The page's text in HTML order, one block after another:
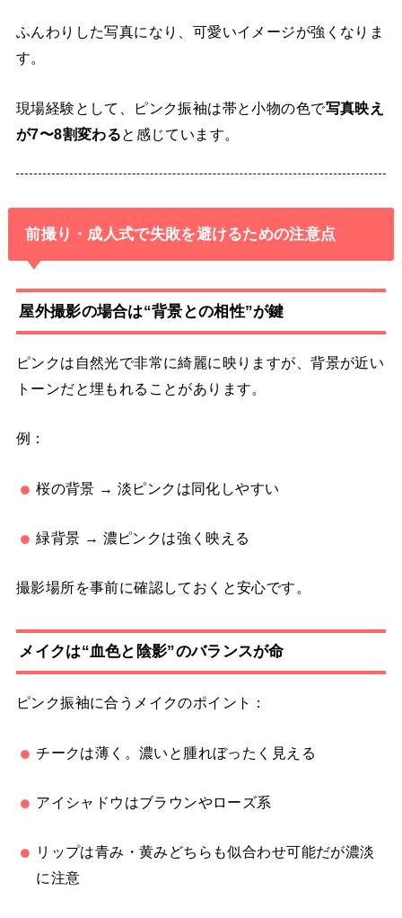
ふんわりした写真になり、可愛いイメージが強くなりま
す。
現場経験として、ピンク振袖は帯と小物の色で写真映え
が7〜8割変わると感じています。
前撮り・成人式で失敗を避けるための注意点
屋外撮影の場合は“背景との相性”が鍵
ピンクは自然光で非常に綺麗に映りますが、背景が近い
トーンだと埋もれることがあります。
例：
桜の背景 → 淡ピンクは同化しやすい
緑背景 → 濃ピンクは強く映える
撮影場所を事前に確認しておくと安心です。
メイクは“血色と陰影”のバランスが命
ピンク振袖に合うメイクのポイント：
チークは薄く。濃いと腫れぼったく見える
アイシャドウはブラウンやローズ系
リップは青み・黄みどちらも似合わせ可能だが濃淡
に注意